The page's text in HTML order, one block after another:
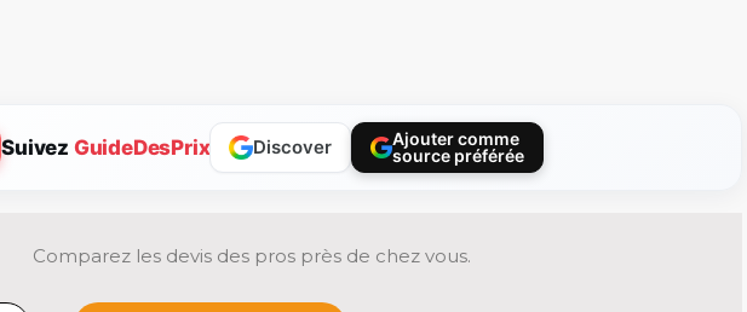
Suivez GuideDesPrix Discover
Ajouter comme
source préférée
Comparez les devis des pros près de chez vous.